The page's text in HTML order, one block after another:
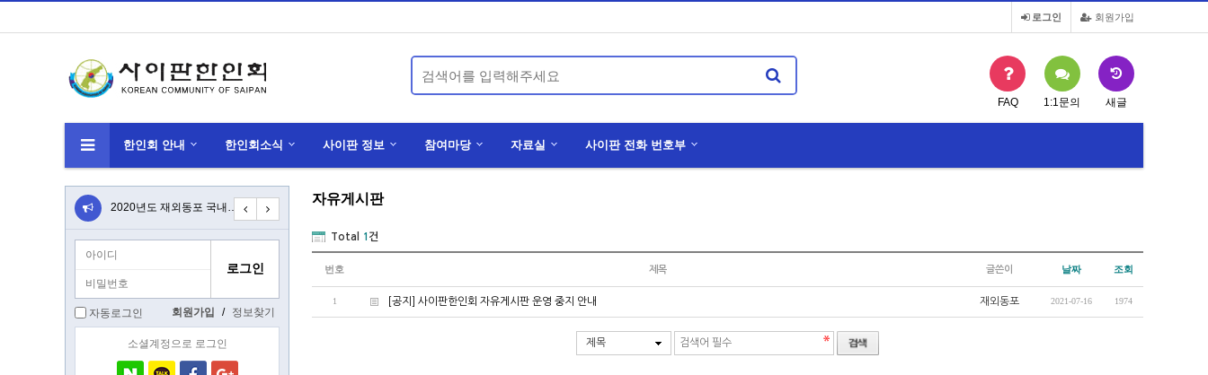
회원가입
로그인
FAQ 1:1문의 새글
한인회 안내 한인회소식 사이판 정보 참여마당 자료실 사이판 전화 번호부
자유게시판
Total 1 건
번호 제목 글쓴이 날짜 조회
1 [공지] 사이판한인회 자유게시판 운영 중지 안내 재외동포 2021-07-16 1974
제목
선천적 복수 국적자 국적선택신고 안내 2020년도 재외동포 국내교유과정(K-HED… 코로나 바이러스(우한 폐렴) 관련 안전공지 2020년 정기총회 공고
자동로그인 회원가입 / 정보찾기
소셜계정으로 로그인